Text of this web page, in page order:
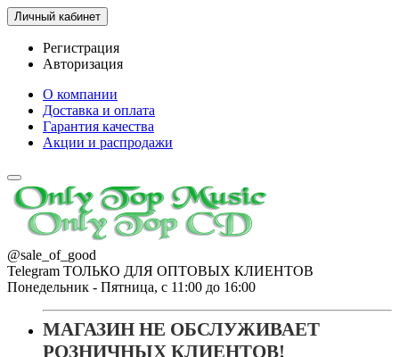
Личный кабинет
Регистрация
Авторизация
О компании
Доставка и оплата
Гарантия качества
Акции и распродажи
@sale_of_good
Telegram ТОЛЬКО ДЛЯ ОПТОВЫХ КЛИЕНТОВ
Понедельник - Пятница, с 11:00 до 16:00
МАГАЗИН НЕ ОБСЛУЖИВАЕТ
РОЗНИЧНЫХ КЛИЕНТОВ!